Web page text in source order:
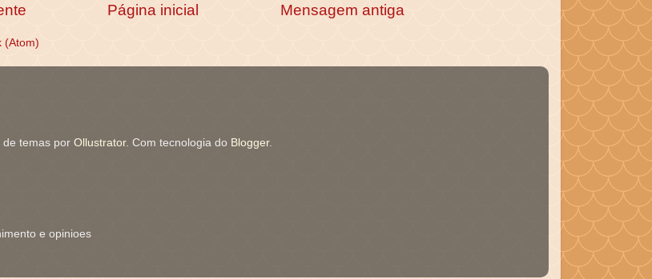
Mensagem antiga
Página inicial
(Atom)
de temas por Ollustrator. Com tecnologia do Blogger.
e opinioes